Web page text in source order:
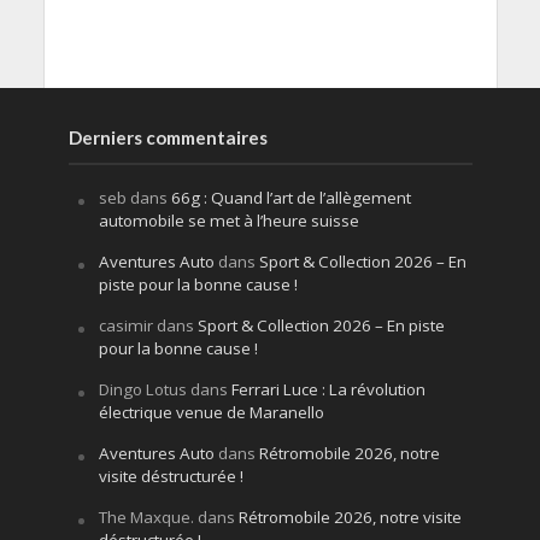
Derniers commentaires
seb dans 66g : Quand l’art de l’allègement
automobile se met à l’heure suisse
Aventures Auto dans Sport & Collection 2026 – En
piste pour la bonne cause !
casimirdans Sport & Collection 2026 – En piste
pour la bonne cause !
Dingo Lotus dans Ferrari Luce : La révolution
électrique venue de Maranello
Aventures Auto dans Rétromobile 2026, notre
visite déstructurée !
The Maxque. dans Rétromobile 2026, notre visite